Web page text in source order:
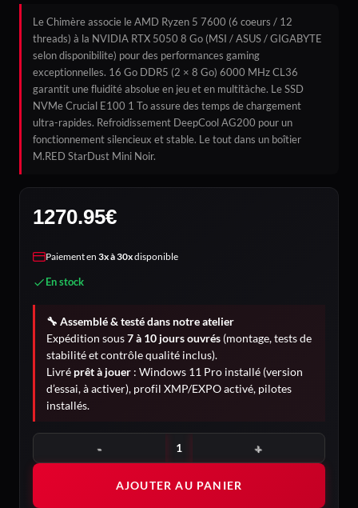
Le Chimère associe le AMD Ryzen 5 7600 (6 coeurs / 12
threads) à la NVIDIA RTX 5050 8 Go (MSI / ASUS / GIGABYTE
selon disponibilite) pour des performances gaming
exceptionnelles. 16 Go DDR5 (2 × 8 Go) 6000 MHz CL36
garantit une fluidité absolue en jeu et en multitàche. Le SSD
NVMe Crucial E100 1 To assure des temps de chargement
ultra-rapides. Refroidissement DeepCool AG200 pour un
fonctionnement silencieux et stable. Le tout dans un boîtier
M.RED StarDust Mini Noir.
1270.95€
Paiement en 3x à 30xdisponible
En stock
🔧 Assemblé & testé dans notre atelier
Expédition sous7 à 10 jours ouvrés (montage, tests de
stabilité et contrôle qualité inclus).
Livré prêt à jouer : Windows 11 Pro installé (version
d’essai, à activer), profil XMP/EXPO activé, pilotes
installés.
quantité de Chimère
AJOUTER AU PANIER